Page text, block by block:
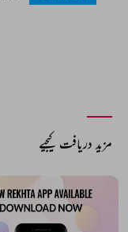
مزید دریافت کیجیے